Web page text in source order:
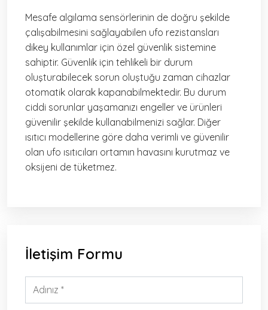
Mesafe algılama sensörlerinin de doğru şekilde
çalışabilmesini sağlayabilen ufo rezistansları
dikey kullanımlar için özel güvenlik sistemine
sahiptir. Güvenlik için tehlikeli bir durum
oluşturabilecek sorun oluştuğu zaman cihazlar
otomatik olarak kapanabilmektedir. Bu durum
ciddi sorunlar yaşamanızı engeller ve ürünleri
güvenilir şekilde kullanabilmenizi sağlar. Diğer
ısıtıcı modellerine göre daha verimli ve güvenilir
olan ufo ısıtıcıları ortamın havasını kurutmaz ve
oksijeni de tüketmez.
İletişim Formu